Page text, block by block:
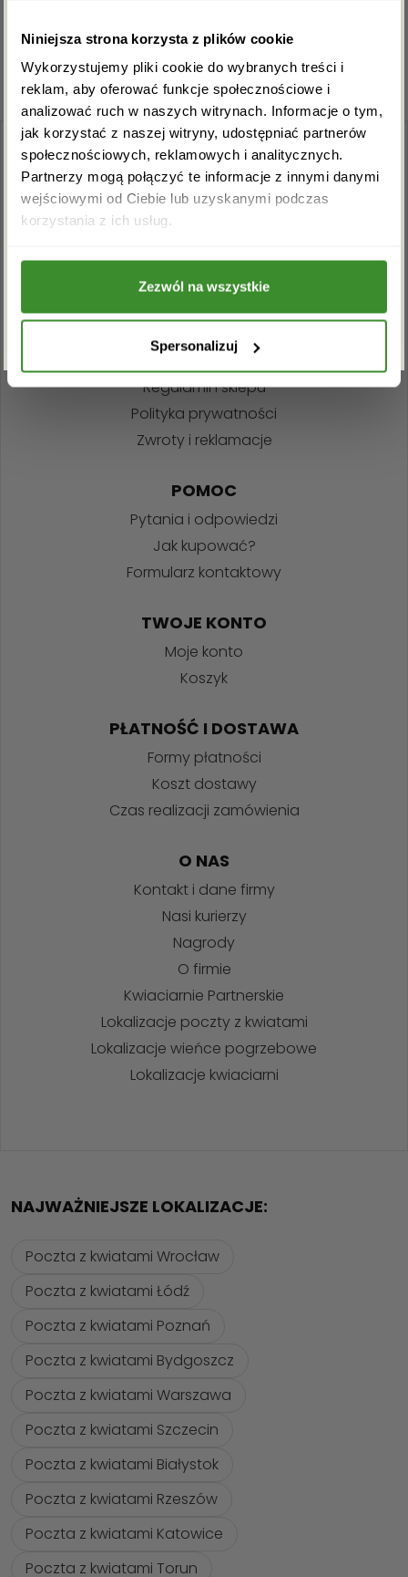
Niniejsza strona korzysta z plików cookie
Wykorzystujemy pliki cookie do wybranych treści i
reklam, aby oferować funkcje społecznościowe i
analizować ruch w naszych witrynach. Informacje o tym,
jak korzystać z naszej witryny, udostępniać partnerów
społecznościowych, reklamowych i analitycznych.
Partnerzy mogą połączyć te informacje z innymi danymi
wejściowymi od Ciebie lub uzyskanymi podczas
korzystania z ich usług.
Zezwól na wszystkie
Spersonalizuj
+48 22 110 59 60 info@kwiatowadostawa.pl
INFORMACJE
Regulamin sklepu
Polityka prywatności
Zwroty i reklamacje
POMOC
Pytania i odpowiedzi
Jak kupować?
Formularz kontaktowy
TWOJE KONTO
Moje konto
Koszyk
PŁATNOŚĆ I DOSTAWA
Formy płatności
Koszt dostawy
Czas realizacji zamówienia
O NAS
Kontakt i dane firmy
Nasi kurierzy
Nagrody
O firmie
Kwiaciarnie Partnerskie
Lokalizacje poczty z kwiatami
Lokalizacje wieńce pogrzebowe
Lokalizacje kwiaciarni
NAJWAŻNIEJSZE LOKALIZACJE:
Poczta z kwiatami Wrocław
Poczta z kwiatami Łódź
Poczta z kwiatami Poznań
Poczta z kwiatami Bydgoszcz
Poczta z kwiatami Warszawa
Poczta z kwiatami Szczecin
Poczta z kwiatami Białystok
Poczta z kwiatami Rzeszów
Poczta z kwiatami Katowice
Poczta z kwiatami Torun
Zapisz się do newslettera i zgarnij
rabat na pierwsze zakupy!
Akceptuję regulamin i wyrażam zgodę na
przetwarzanie powyższych danych osobowych
ZAPISZ SIĘ